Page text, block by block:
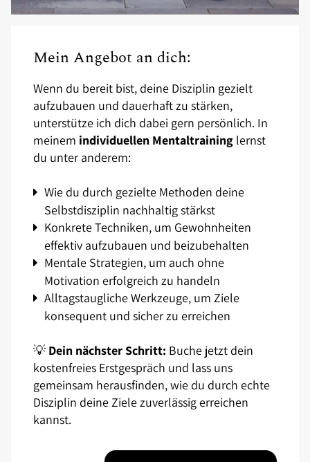
Mein Angebot an dich:
Wenn du bereit bist, deine Disziplin gezielt
aufzubauen und dauerhaft zu stärken,
unterstütze ich dich dabei gern persönlich. In
meinem individuellen Mentaltraining lernst
du unter anderem:
Wie du durch gezielte Methoden deine
Selbstdisziplin nachhaltig stärkst
Konkrete Techniken, um Gewohnheiten
effektiv aufzubauen und beizubehalten
Mentale Strategien, um auch ohne
Motivation erfolgreich zu handeln
Alltagstaugliche Werkzeuge, um Ziele
konsequent und sicher zu erreichen
💡 Dein nächster Schritt: Buche jetzt dein
kostenfreies Erstgespräch und lass uns
gemeinsam herausfinden, wie du durch echte
Disziplin deine Ziele zuverlässig erreichen
kannst.